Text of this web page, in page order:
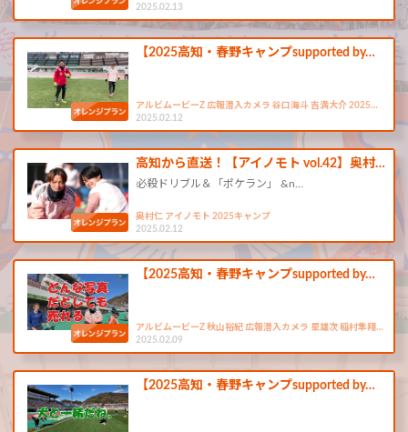
2025.02.13
【2025高知・春野キャンプsupported by…
アルビムービーZ 広報潜入カメラ 谷口海斗 吉満大介 2025…
2025.02.12
高知から直送！【アイノモト vol.42】奥村…
必殺ドリブル＆「ポケラン」 &n…
奥村仁 アイノモト 2025キャンプ
2025.02.12
【2025高知・春野キャンプsupported by…
アルビムービーZ 秋山裕紀 広報潜入カメラ 星雄次 稲村隼翔…
2025.02.09
【2025高知・春野キャンプsupported by…